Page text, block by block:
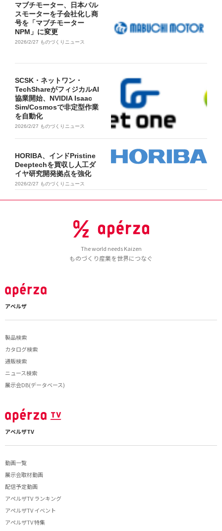
マブチモーター、日本パル
スモーターを子会社化し商
号を「マブチモーター
NPM」に変更
2026/2/27 ものづくりニュース
SCSK・ネットワン・
TechShareがフィジカルAI
協業開始、NVIDIA Isaac
Sim/Cosmosで非定型作業
を自動化
2026/2/27 ものづくりニュース
HORIBA、インドPristine
Deeptechを買収し人工ダ
イヤ研究開発拠点を強化
2026/2/27 ものづくりニュース
The world needs Kaizen
ものづくり産業を世界につなぐ
アペルザ
製品検索
カタログ検索
通販検索
ニュース検索
展示会DB(データベース)
アペルザTV
動画一覧
展示会取材動画
配信予定動画
アペルザTV ランキング
アペルザTV イベント
アペルザTV 特集